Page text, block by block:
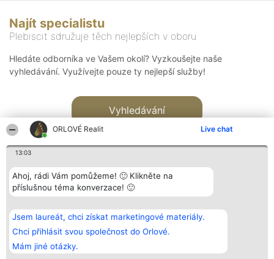
ORLOVÉ Realit Live chat
13:03
Ahoj, rádi Vám pomůžeme! 🙂 Klikněte na
příslušnou téma konverzace! 🙂
Jsem laureát, chci získat marketingové materiály.
Chci přihlásit svou společnost do Orlové.
Mám jiné otázky.
Najít specialistu
Plebiscit sdružuje těch nejlepších v oboru
Hledáte odborníka ve Vašem okolí? Vyzkoušejte naše
vyhledávání. Využívejte pouze ty nejlepší služby!
Vyhledávání
Bright Side Solutions sp. z o.
o. sp. k.
ul. Ruska 22
Wrocław 50-079
KRS 0000749100 | Regon
381313360 | NIP 8943132676
Vítězové
Seznam všech
laureátů
Zásady
Zásady
Kontakt